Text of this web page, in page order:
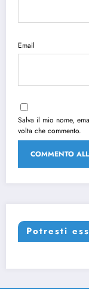
Email
Salva il mio nome,
volta che commento.
Potresti